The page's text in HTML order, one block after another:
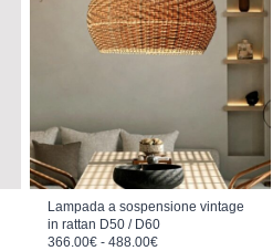
Lampada a sospensione vintage
in rattan D50 / D60
366.00€ - 488.00€Fascia di prezzo: da 366.00€ a 488.00€